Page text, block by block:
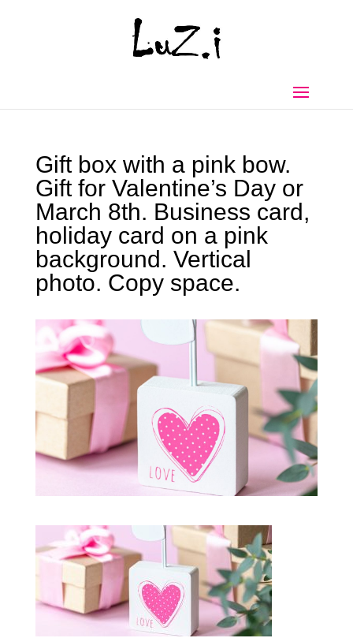
Gift box with a pink bow.
Gift for Valentine’s Day or
March 8th. Business card,
holiday card on a pink
background. Vertical
photo. Copy space.